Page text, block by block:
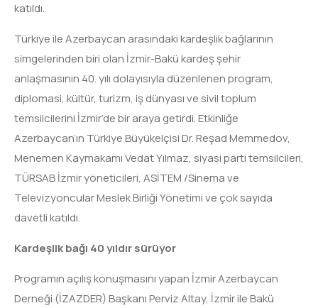
katıldı.
Türkiye ile Azerbaycan arasındaki kardeşlik bağlarının
simgelerinden biri olan İzmir-Bakü kardeş şehir
anlaşmasının 40. yılı dolayısıyla düzenlenen program,
diplomasi, kültür, turizm, iş dünyası ve sivil toplum
temsilcilerini İzmir’de bir araya getirdi. Etkinliğe
Azerbaycan’ın Türkiye Büyükelçisi Dr. Reşad Memmedov,
Menemen Kaymakamı Vedat Yılmaz, siyasi parti temsilcileri,
TÜRSAB İzmir yöneticileri, ASİTEM /Sinema ve
Televizyoncular Meslek Birliği Yönetimi ve çok sayıda
davetli katıldı.
Kardeşlik bağı 40 yıldır sürüyor
Programın açılış konuşmasını yapan İzmir Azerbaycan
Derneği (İZAZDER) Başkanı Perviz Altay, İzmir ile Bakü